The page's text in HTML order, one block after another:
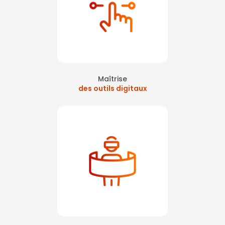
Maîtrise
des outils digitaux